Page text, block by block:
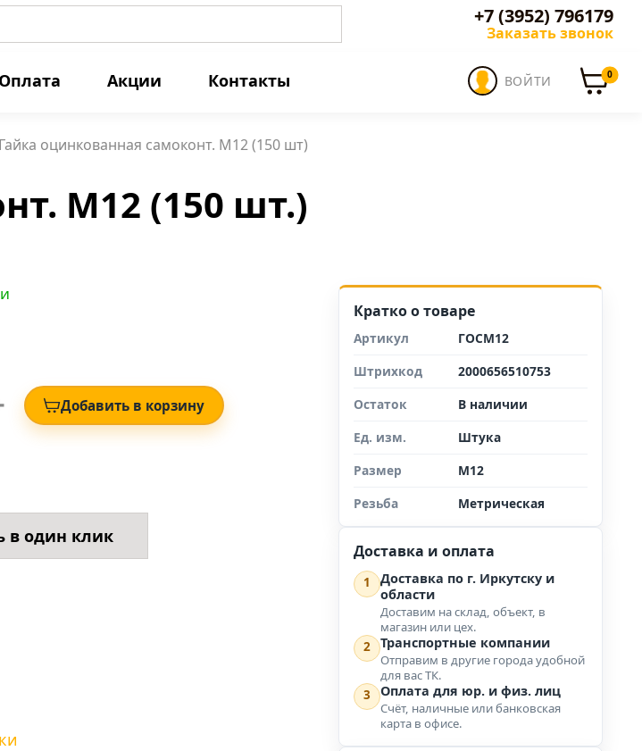
+7 (3952) 796179
Заказать звонок
Оплата Акции Контакты ВОЙТИ 0
Гайка оцинкованная самоконт. М12 (150 шт)
М12 (150 шт.)
Добавить в корзину
в один клик
Кратко о товаре
Артикул
ГОСМ12
Штрихкод
2000656510753
Остаток
В наличии
Ед. изм.
Штука
Размер
М12
Резьба
Метрическая
Доставка и оплата
1
Доставка по г. Иркутску и
области
Доставим на склад, объект, в
магазин или цех.
2
Транспортные компании
Отправим в другие города удобной
для вас ТК.
3
Оплата для юр. и физ. лиц
Счёт, наличные или банковская
карта в офисе.